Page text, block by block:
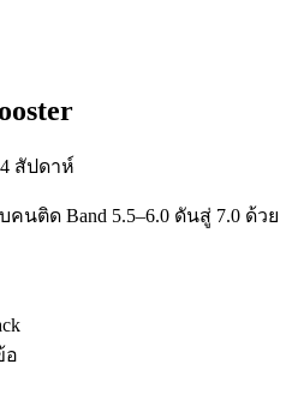
สัปดาห์
คนติด Band 5.5–6.0 ดันสู่ 7.0 ด้วย
อ